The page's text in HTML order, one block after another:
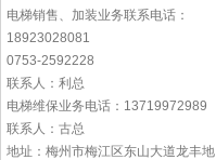
电梯销售、加装业务联系电话：
18923028081
0753-2592228
联系人：利总
电梯维保业务电话：13719972989
联系人：古总
地址：梅州市梅江区东山大道龙丰地